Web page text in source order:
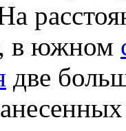
в южном
две